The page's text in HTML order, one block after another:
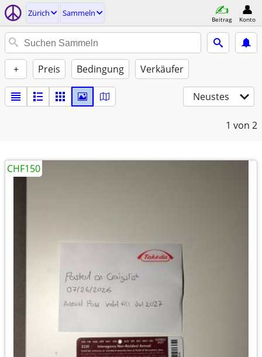
Zürich Sammeln
Beitrag Konto
+ Preis Bedingung Verkäufer
Neustes
1 von 2
CHF150